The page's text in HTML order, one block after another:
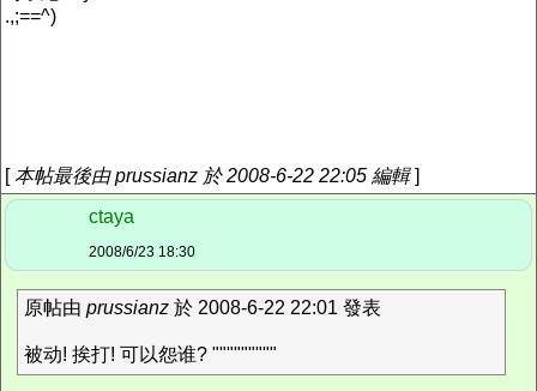
.,;==^)
[本帖最後由 prussianz 於 2008-6-22 22:05 編輯]
ctaya
2008/6/23 18:30
原帖由 prussianz 於 2008-6-22 22:01 發表
被动! 挨打! 可以怨谁? """""""""